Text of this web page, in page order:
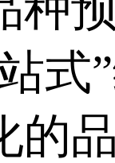
式
的